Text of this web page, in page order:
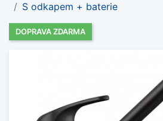
S odkapem + baterie
DOPRAVA ZDARMA